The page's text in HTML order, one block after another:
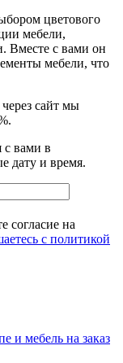
цветового
мебели,
Вместе с вами он
мебели, что
через сайт мы
.
с вами в
дату и время.
согласие на
c политикой
и мебель на заказ